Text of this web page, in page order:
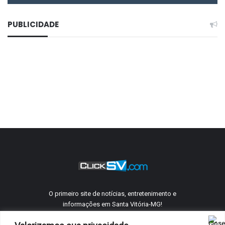
mudança em todos os setores, pois novos cenários
PUBLICIDADE
O primeiro site de notícias, entretenimento e
informações em Santa Vitória-MG!